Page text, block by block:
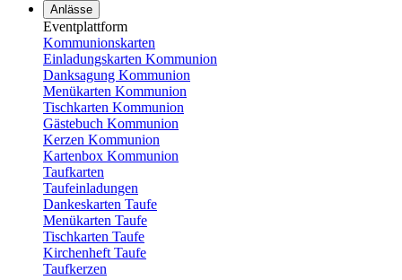
Anlässe
Eventplattform
Kommunionskarten
Einladungskarten Kommunion
Danksagung Kommunion
Menükarten Kommunion
Tischkarten Kommunion
Gästebuch Kommunion
Kerzen Kommunion
Kartenbox Kommunion
Taufkarten
Taufeinladungen
Dankeskarten Taufe
Menükarten Taufe
Tischkarten Taufe
Kirchenheft Taufe
Taufkerzen